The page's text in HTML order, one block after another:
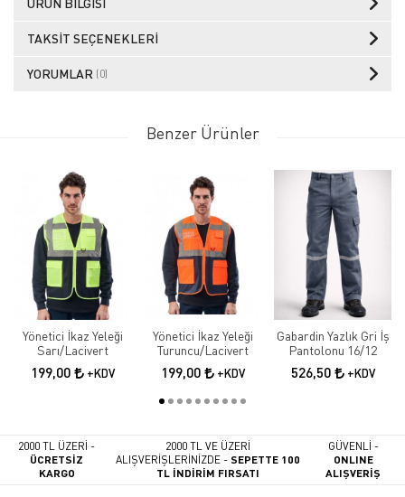
ÜRÜN BILGISI
TAKSIT SEÇENEKLERI
YORUMLAR (0)
Benzer Ürünler
Yönetici İkaz Yeleği
Sarı/Lacivert
199,00 +KDV
Yönetici İkaz Yeleği
Turuncu/Lacivert
199,00 +KDV
Gabardin Yazlık Gri İş
Pantolonu 16/12
526,50 +KDV
2000 TL ÜZERİ -
ÜCRETSİZ
KARGO
2000 TL VE ÜZERİ
ALIŞVERİŞLERİNİZDE -SEPETTE 100
TL İNDİRİM FIRSATI
GÜVENLİ -
ONLINE
ALIŞVERİŞ